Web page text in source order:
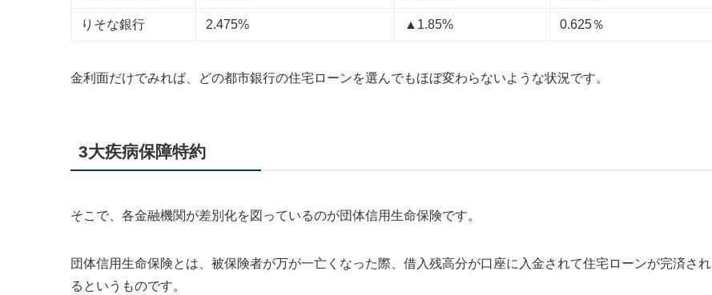
りそな銀行 2.475% ▲1.85% 0.625％
金利面だけでみれば、どの都市銀行の住宅ローンを選んでもほぼ変わらないような状況です。
3大疾病保障特約
そこで、各金融機関が差別化を図っているのが団体信用生命保険です。
団体信用生命保険とは、被保険者が万が一亡くなった際、借入残高分が口座に入金されて住宅ローンが完済され
るというものです。